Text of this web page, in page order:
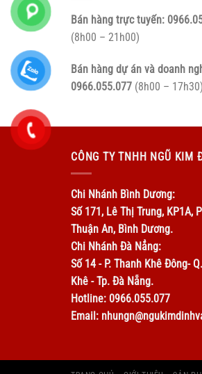
Bán hàng trực tuyến:
(8h00 – 21h00)
Bán hàng dự án và doanh
0966.055.077 (8h00 – 17h30)
CÔNG TY TNHH NGŨ KIM
Chi Nhánh Bình Dương:
Số 171, Lê Thị Trung, KP1A,
Thuận An, Bình Dương.
Chi Nhánh Đà Nẳng:
Số 14 - P. Thanh Khê Đông-
Khê - Tp. Đà Nẵng.
Hotline: 0966.055.077
Email: